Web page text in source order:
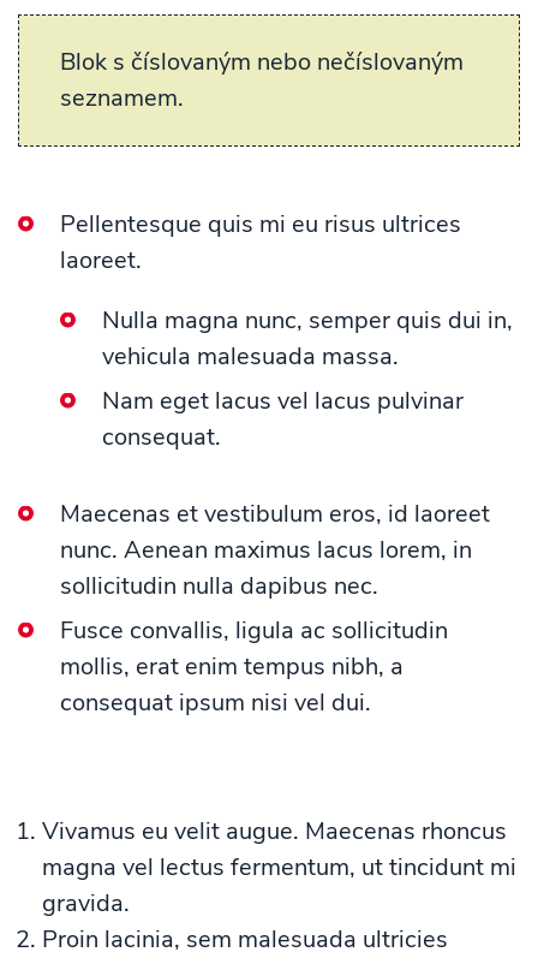
Blok s číslovaným nebo nečíslovaným
seznamem.
Pellentesque quis mi eu risus ultrices
laoreet.
Nulla magna nunc, semper quis dui in,
vehicula malesuada massa.
Nam eget lacus vel lacus pulvinar
consequat.
Maecenas et vestibulum eros, id laoreet
nunc. Aenean maximus lacus lorem, in
sollicitudin nulla dapibus nec.
Fusce convallis, ligula ac sollicitudin
mollis, erat enim tempus nibh, a
consequat ipsum nisi vel dui.
Vivamus eu velit augue. Maecenas rhoncus
magna vel lectus fermentum, ut tincidunt mi
gravida.
Proin lacinia, sem malesuada ultricies